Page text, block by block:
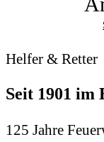
Helfer & Retter
Seit 1901 im
125 Jahre